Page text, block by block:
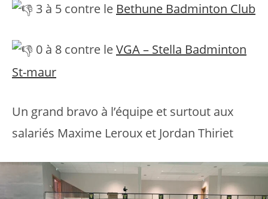
3 à 5 contre le Bethune Badminton Club
0 à 8 contre leVGA – Stella Badminton
St-maur
Un grand bravo à l’équipe et surtout aux
salariés Maxime Leroux et Jordan Thiriet